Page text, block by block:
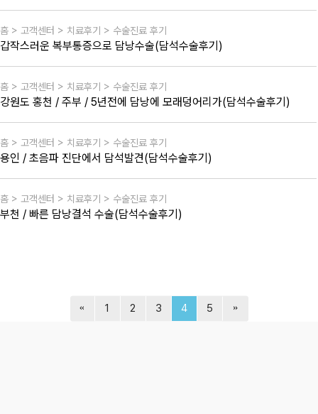
홈 > 고객센터 > 치료후기 > 수술진료 후기
갑작스러운 복부통증으로 담낭수술(담석수술후기)
홈 > 고객센터 > 치료후기 > 수술진료 후기
강원도 홍천 / 주부 / 5년전에 담낭에 모래덩어리가(담석수술후기)
홈 > 고객센터 > 치료후기 > 수술진료 후기
용인 / 초음파 진단에서 담석발견(담석수술후기)
홈 > 고객센터 > 치료후기 > 수술진료 후기
부천 / 빠른 담낭결석 수술(담석수술후기)
1 2 3 4 5